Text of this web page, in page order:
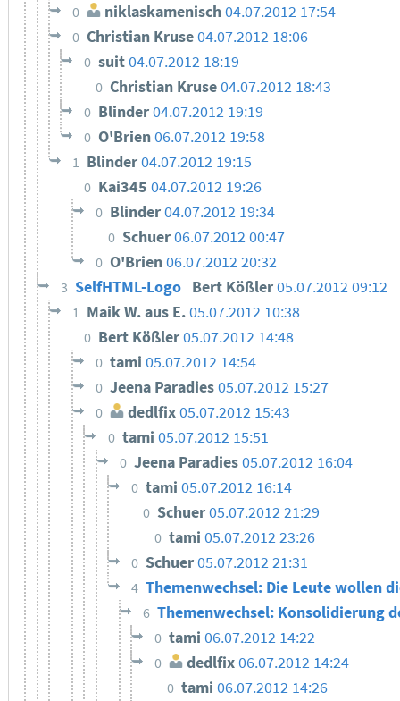
0 niklaskamenisch04.07.2012 17:54
0 Christian Kruse04.07.2012 18:06
0 suit04.07.2012 18:19
0 Christian Kruse04.07.2012 18:43
0 Blinder04.07.2012 19:19
0 O'Brien06.07.2012 19:58
1 Blinder04.07.2012 19:15
0 Kai34504.07.2012 19:26
0 Blinder04.07.2012 19:34
0 Schuer06.07.2012 00:47
0 O'Brien06.07.2012 20:32
3 SelfHTML-Logo Bert Kößler05.07.2012 09:12
1 Maik W. aus E.05.07.2012 10:38
0 Bert Kößler05.07.2012 14:48
0 tami05.07.2012 14:54
0 Jeena Paradies05.07.2012 15:27
0 dedlfix05.07.2012 15:43
0 tami 05.07.2012 15:51
0 Jeena Paradies05.07.2012 16:04
0 tami 05.07.2012 16:14
0 Schuer05.07.2012 21:29
0 tami05.07.2012 23:26
0 Schuer05.07.2012 21:31
4 Themenwechsel: Die Leute wollen
6 Themenwechsel: Konsolidierung
0 tami06.07.2012 14:22
0 dedlfix06.07.2012 14:24
0 tami 06.07.2012 14:26